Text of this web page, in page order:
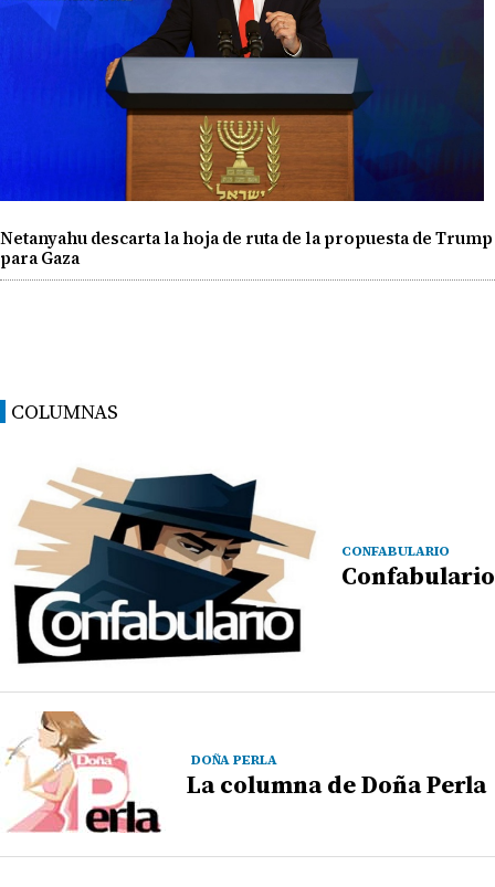
Netanyahu descarta la hoja de ruta de la propuesta de Trump
para Gaza
COLUMNAS
CONFABULARIO
Confabulario
DOÑA PERLA
La columna de Doña Perla